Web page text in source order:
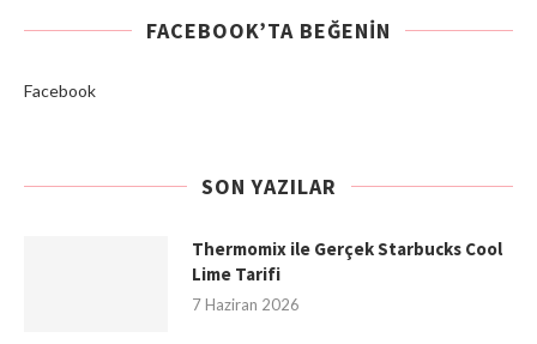
FACEBOOK’TA BEĞENIN
Facebook
SON YAZILAR
Thermomix ile Gerçek Starbucks Cool
Lime Tarifi
7 Haziran 2026